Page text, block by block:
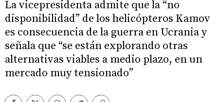
La vicepresidenta admite que la “no
disponibilidad” de los helicópteros Kamov
es consecuencia de la guerra en Ucrania y
señala que “se están explorando otras
alternativas viables a medio plazo, en un
mercado muy tensionado”